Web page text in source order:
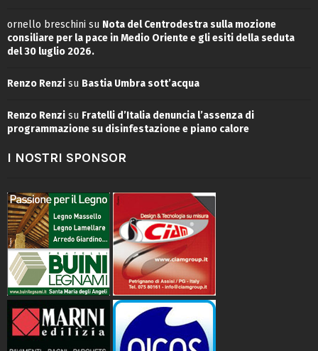
ornello breschini su Nota del Centrodestra sulla mozione
consiliare per la pace in Medio Oriente e gli esiti della seduta
del 30 luglio 2026.
Renzo Renzi su Bastia Umbra sott’acqua
Renzo Renzi su Fratelli d’Italia denuncia l’assenza di
programmazione su disinfestazione e piano calore
I NOSTRI SPONSOR